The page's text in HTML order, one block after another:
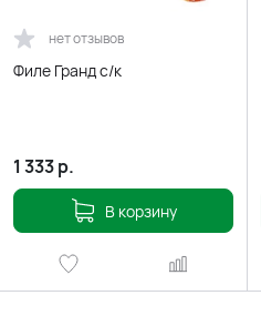
нет отзывов
Филе Гранд с/к
1 333р.
В корзину